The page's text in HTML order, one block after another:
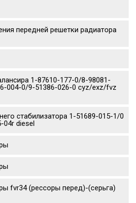
передней решетки радиатора
1-87610-177-0/8-98081-
004-0/9-51386-026-0 cyz/exz/fvz
стабилизатора 1-51689-015-1/0
04r diesel
fvr34 (рессоры перед)-(серьга)